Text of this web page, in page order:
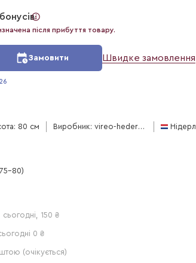
після прибуття товару.
Замовити Швидке замовлення
80 см Виробник: vireo-hedera-plant
80)
сьогодні 150 ₴
0 ₴
(очікується)